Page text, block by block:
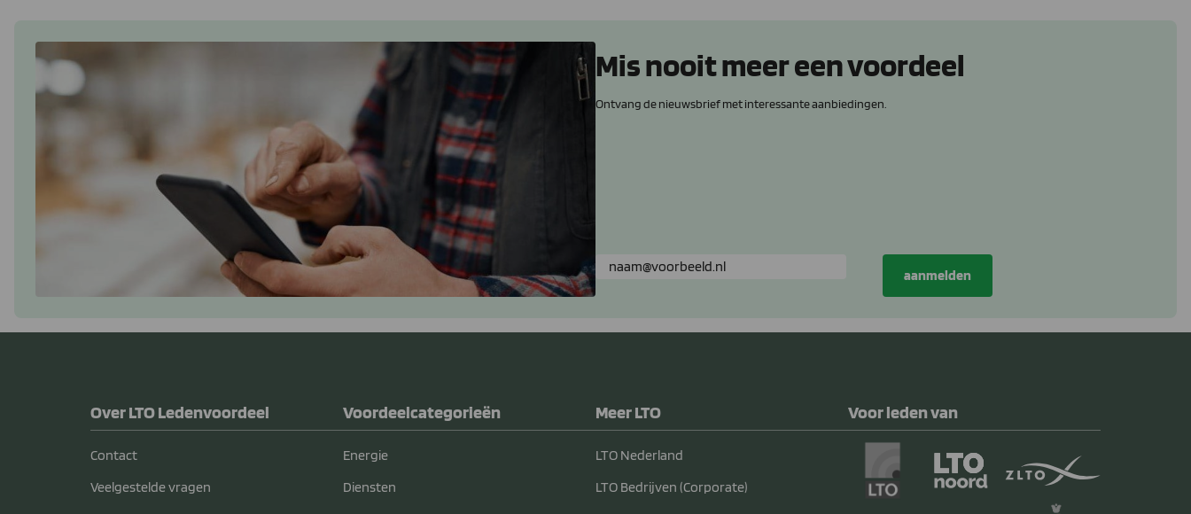
Mis nooit meer een voordeel
Ontvang de nieuwsbrief met interessante aanbiedingen.
Over LTO Ledenvoordeel
Contact
Veelgestelde vragen
Voordeelcategorieën
Energie
Diensten
Meer LTO
LTO Nederland
LTO Bedrijven (Corporate)
Voor leden van